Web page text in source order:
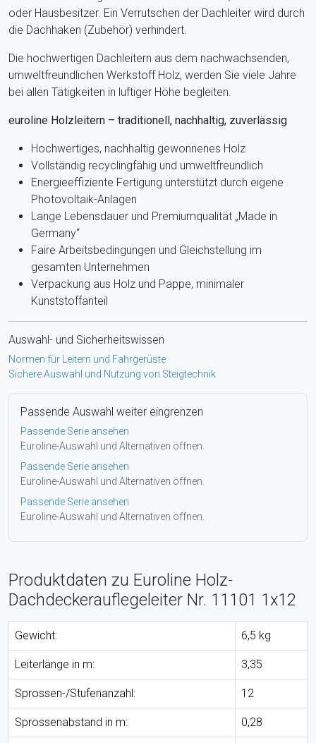
oder Hausbesitzer. Ein Verrutschen der Dachleiter wird durch
die Dachhaken (Zubehör) verhindert.
Die hochwertigen Dachleitern aus dem nachwachsenden,
umweltfreundlichen Werkstoff Holz, werden Sie viele Jahre
bei allen Tätigkeiten in luftiger Höhe begleiten.
euroline Holzleitern – traditionell, nachhaltig, zuverlässig
Hochwertiges, nachhaltig gewonnenes Holz
Vollständig recyclingfähig und umweltfreundlich
Energieeffiziente Fertigung unterstützt durch eigene
Photovoltaik-Anlagen
Lange Lebensdauer und Premiumqualität „Made in
Germany“
Faire Arbeitsbedingungen und Gleichstellung im
gesamten Unternehmen
Verpackung aus Holz und Pappe, minimaler
Kunststoffanteil
Auswahl- und Sicherheitswissen
Normen für Leitern und Fahrgerüste
Sichere Auswahl und Nutzung von Steigtechnik
Passende Auswahl weiter eingrenzen
Passende Serie ansehen
Euroline-Auswahl und Alternativen öffnen.
Passende Serie ansehen
Euroline-Auswahl und Alternativen öffnen.
Passende Serie ansehen
Euroline-Auswahl und Alternativen öffnen.
Produktdaten zu Euroline Holz-
Dachdeckerauflegeleiter Nr. 11101 1x12
Gewicht: 6,5 kg
Leiterlänge in m: 3,35
Sprossen-/Stufenanzahl: 12
Sprossenabstand in m: 0,28